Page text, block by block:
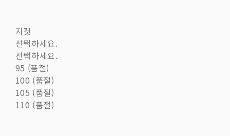
자켓
선택하세요.
선택하세요.
95 (품절)
100 (품절)
105 (품절)
110 (품절)